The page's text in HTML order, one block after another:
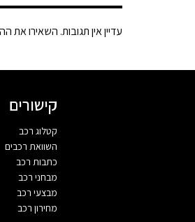
עדיין אין תגובות. השאירו את
קישורים
קטלוג רכב
השוואת רכבים
כתבות רכב
מבחני רכב
מבצעי רכב
מחירון רכב